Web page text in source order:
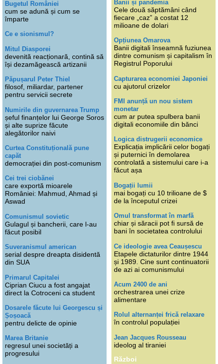
Bugetul României
cum se adună și cum se
împarte
Ce e sionismul?
Mitul Diasporei
devenită reacționară, contină să
își dezamăgească artizanii
Păpușarul Peter Thiel
filosof, miliardar, partener
pentru servicii secrete
Numirile din guvernarea Trump
șeful finanțelor lui George Soros
și alte suprize făcute
alegătorilor naivi
Curtea Constituțională pune
capăt
democrației din post-comunism
Cei trei ciobănei
care exportă mioarele
României: Mahmud, Ahmad și
Aswad
Comunismul sovietic
Gulagul și bancherii, care l-au
făcut posibil
Suveranismul american
serial despre dreapta disidentă
din SUA
Primarul Capitalei
Ciprian Ciucu a fost angajat
direct la Cotroceni ca student
Dosarele făcute lui Georgescu și
Șoșoacă
pentru delicte de opinie
Marea Britanie
regresul unei societăți a
progresului
Banii și pandemia
Cele două săptămâni când
fiecare „caz” a costat 12
milioane de dolari
Opțiunea Omarova
Banii digitali înseamnă fuziunea
dintre comunism și capitalism în
Registrul Poporului
Capturarea economiei Japoniei
cu ajutorul crizelor
FMI anunță un nou sistem
monetar
cum ar putea spulbera banii
digitali economiile din bănci
Logica distrugerii economice
Explicația implicării celor bogați
și puternici în demolarea
controlată a sistemului care i-a
făcut așa
Bogații lumii
mai bogați cu 10 trilioane de $
de la începutul crizei
Omul transformat în marfă
chiar și săracii pot fi sursă de
bani în societatea controlului
Ce ideologie avea Ceaușescu
Etapele dictaturilor dintre 1944
și 1989. Cine sunt continuatorii
de azi ai comunismului
Acum 2400 de ani
orchestrarea unei crize
alimentare
Rolul alternanței frică relaxare
în controlul populației
Jean Jacques Rousseau
ideolog al tiraniei
Război